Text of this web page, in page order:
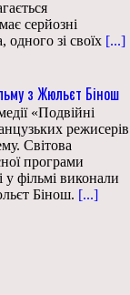
серйозні
зі своїх [...]
з Жюльєт Бінош
«Подвійні
режисерів
Світова
програми
у фільмі виконали
Бінош. [...]